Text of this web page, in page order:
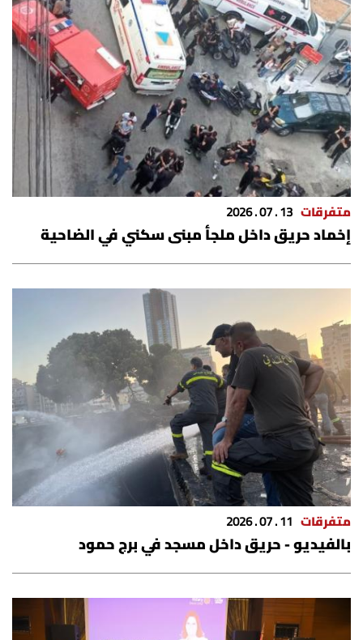
متفرقات 13 . 07 . 2026
إخماد حريق داخل ملجأ مبنى سكني في الضاحية
متفرقات 11 . 07 . 2026
بالفيديو - حريق داخل مسجد في برج حمود